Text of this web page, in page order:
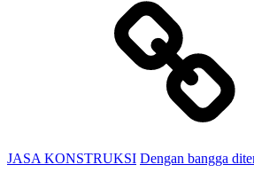
JASA KONSTRUKSI Dengan bangga